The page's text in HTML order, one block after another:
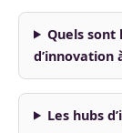
Quels
d’innovation
Les hubs